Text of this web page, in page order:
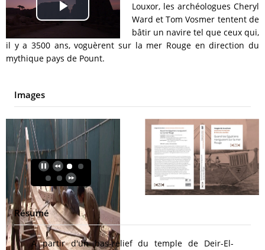
Play
Video
Louxor, les archéologues Cheryl
Ward et Tom Vosmer tentent de
bâtir un navire tel que ceux qui,
il y a 3500 ans, voguèrent sur la mer Rouge en direction du
mythique pays de Pount.
Images
Résumé
A partir d'un bas-relief du temple de Deir-El-